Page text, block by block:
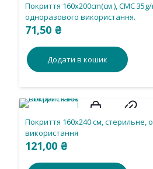
Покриття 160х200cm(см ), СМС
одноразового використання.
71,50 ₴
Додати в кошик
Покриття 160х240 см, стерильне,
використання
121,00 ₴